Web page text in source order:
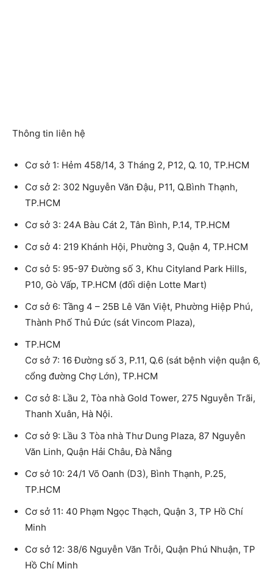
Thông tin liên hệ
Cơ sở 1: Hẻm 458/14, 3 Tháng 2, P12, Q. 10, TP.HCM
Cơ sở 2: 302 Nguyễn Văn Đậu, P11, Q.Bình Thạnh,
TP.HCM
Cơ sở 3: 24A Bàu Cát 2, Tân Bình, P.14, TP.HCM
Cơ sở 4: 219 Khánh Hội, Phường 3, Quận 4, TP.HCM
Cơ sở 5: 95-97 Đường số 3, Khu Cityland Park Hills,
P10, Gò Vấp, TP.HCM (đối diện Lotte Mart)
Cơ sở 6: Tầng 4 – 25B Lê Văn Việt, Phường Hiệp Phú,
Thành Phố Thủ Đức (sát Vincom Plaza),
TP.HCM
Cơ sở 7: 16 Đường số 3, P.11, Q.6 (sát bệnh viện quận 6,
cổng đường Chợ Lớn), TP.HCM
Cơ sở 8: Lầu 2, Tòa nhà Gold Tower, 275 Nguyễn Trãi,
Thanh Xuân, Hà Nội.
Cơ sở 9: Lầu 3 Tòa nhà Thư Dung Plaza, 87 Nguyễn
Văn Linh, Quận Hải Châu, Đà Nẵng
Cơ sở 10: 24/1 Võ Oanh (D3), Bình Thạnh, P.25,
TP.HCM
Cơ sở 11: 40 Phạm Ngọc Thạch, Quận 3, TP Hồ Chí
Minh
Cơ sở 12: 38/6 Nguyễn Văn Trỗi, Quận Phú Nhuận, TP
Hồ Chí Minh